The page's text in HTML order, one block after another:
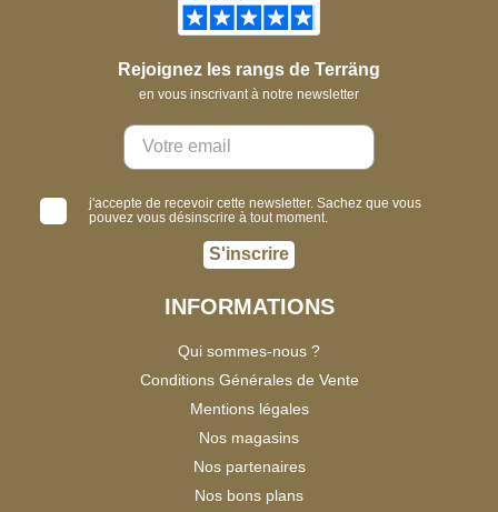
Rejoignez les rangs de Terräng
en vous inscrivant à notre newsletter
j'accepte de recevoir cette newsletter. Sachez que vous
pouvez vous désinscrire à tout moment.
S'inscrire
INFORMATIONS
Qui sommes-nous ?
Conditions Générales de Vente
Mentions légales
Nos magasins
Nos partenaires
Nos bons plans